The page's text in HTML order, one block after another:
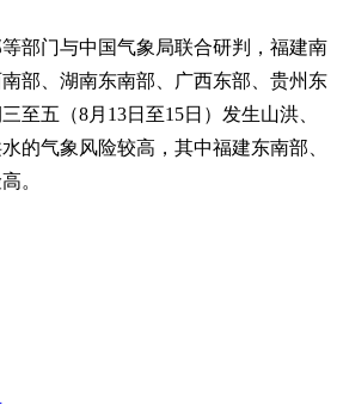
部门与中国气象局联合研判，福建南
部、湖南东南部、广西东部、贵州东
至五（8月13日至15日）发生山洪、
的气象风险较高，其中福建东南部、
。